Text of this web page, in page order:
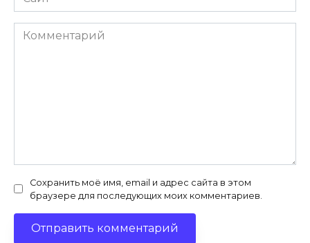
Комментарий
Сохранить моё имя, email и адрес сайта в этом
браузере для последующих моих комментариев.